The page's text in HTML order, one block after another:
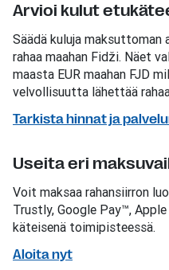
Arvioi kulut
Säädä kuluja maksuttoman
rahaa maahan Fidži. Näet
maasta EUR maahan FJD
velvollisuutta lähettää
Tarkista hinnat ja
Useita eri
Voit maksaa rahansiirron
Trustly, Google Pay™,
käteisenä toimipisteessä.
Aloita nyt